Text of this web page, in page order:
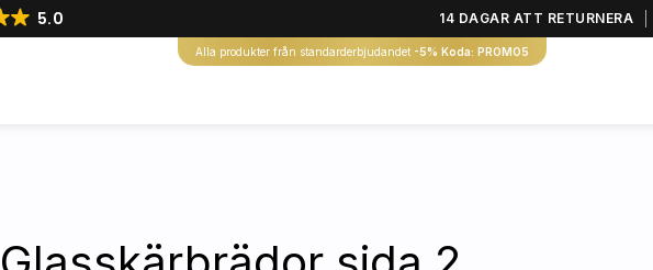
5.0 14 DAGAR ATT RETURNERA
Alla produkter från standarderbjudandet -5% Koda: PROMO5